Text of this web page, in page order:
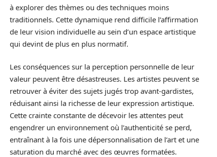
à explorer des thèmes ou des techniques moins
traditionnels. Cette dynamique rend difficile l’affirmation
de leur vision individuelle au sein d’un espace artistique
qui devint de plus en plus normatif.
Les conséquences sur la perception personnelle de leur
valeur peuvent être désastreuses. Les artistes peuvent se
retrouver à éviter des sujets jugés trop avant-gardistes,
réduisant ainsi la richesse de leur expression artistique.
Cette crainte constante de décevoir les attentes peut
engendrer un environnement où l’authenticité se perd,
entraînant à la fois une dépersonnalisation de l’art et une
saturation du marché avec des œuvres formatées.